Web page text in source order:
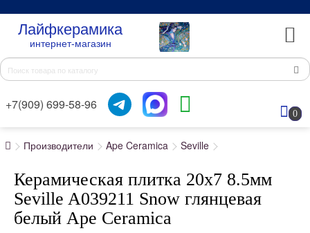
Лайфкерамика
интернет-магазин
+7(909) 699-58-96
0
Производители Ape Ceramica Seville
Керамическая плитка 20x7 8.5мм
Seville A039211 Snow глянцевая
белый Ape Ceramica